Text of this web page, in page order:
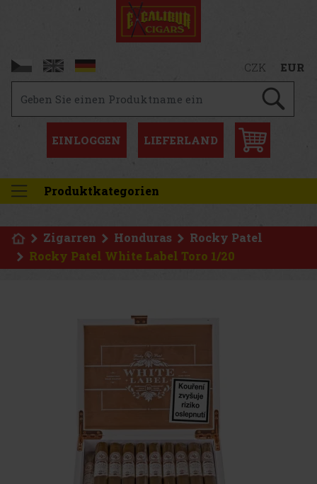
CZK EUR
EINLOGGEN LIEFERLAND
Produktkategorien
Zigarren Honduras
Rocky Patel
Rocky Patel White Label Toro 1/20